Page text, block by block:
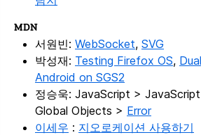
MDN
서원빈: WebSocket, SVG
박성재: Testing Firefox OS,
Android on SGS2
정승욱: JavaScript >
Global Objects > Error
이세우 : 지오로케이션 사용하기